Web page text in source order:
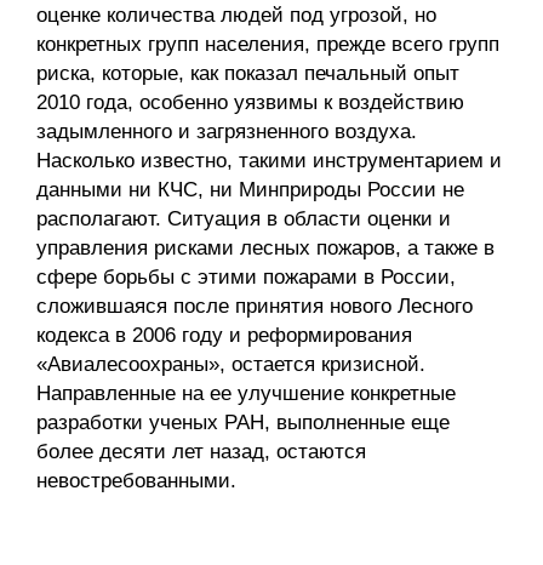
оценке количества людей под угрозой, но
конкретных групп населения, прежде всего групп
риска, которые, как показал печальный опыт
2010 года, особенно уязвимы к воздействию
задымленного и загрязненного воздуха.
Насколько известно, такими инструментарием и
данными ни КЧС, ни Минприроды России не
располагают. Ситуация в области оценки и
управления рисками лесных пожаров, а также в
сфере борьбы с этими пожарами в России,
сложившаяся после принятия нового Лесного
кодекса в 2006 году и реформирования
«Авиалесоохраны», остается кризисной.
Направленные на ее улучшение конкретные
разработки ученых РАН, выполненные еще
более десяти лет назад, остаются
невостребованными.